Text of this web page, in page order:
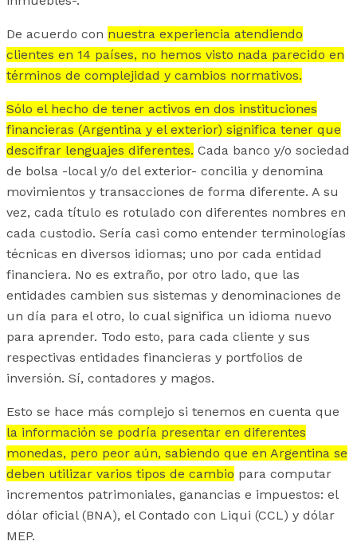
De acuerdo con nuestra experiencia atendiendo
clientes en 14 países, no hemos visto nada parecido en
términos de complejidad y cambios normativos.
Sólo el hecho de tener activos en dos instituciones
financieras (Argentina y el exterior) significa tener que
descifrar lenguajes diferentes. Cada banco y/o sociedad
de bolsa -local y/o del exterior- concilia y denomina
movimientos y transacciones de forma diferente. A su
vez, cada título es rotulado con diferentes nombres en
cada custodio. Sería casi como entender terminologías
técnicas en diversos idiomas; uno por cada entidad
financiera. No es extraño, por otro lado, que las
entidades cambien sus sistemas y denominaciones de
un día para el otro, lo cual significa un idioma nuevo
para aprender. Todo esto, para cada cliente y sus
respectivas entidades financieras y portfolios de
inversión. Sí, contadores y magos.
Esto se hace más complejo si tenemos en cuenta que
la información se podría presentar en diferentes
monedas, pero peor aún, sabiendo que en Argentina se
deben utilizar varios tipos de cambio para computar
incrementos patrimoniales, ganancias e impuestos: el
dólar oficial (BNA), el Contado con Liqui (CCL) y dólar
MEP.